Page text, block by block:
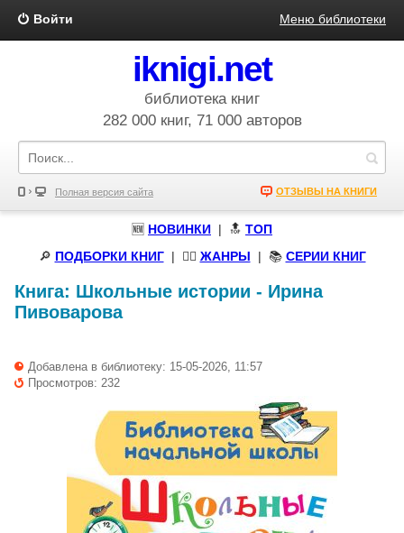
Войти Меню библиотеки
iknigi.net
библиотека книг
282 000 книг, 71 000 авторов
Полная версия сайта ОТЗЫВЫ НА КНИГИ
🆕 НОВИНКИ | 🔝 ТОП
🔎 ПОДБОРКИ КНИГ| 🧝‍♀️ ЖАНРЫ | 📚 СЕРИИ КНИГ
Книга: Школьные истории - Ирина
Пивоварова
Добавлена в библиотеку: 15-05-2026, 11:57
Просмотров: 232